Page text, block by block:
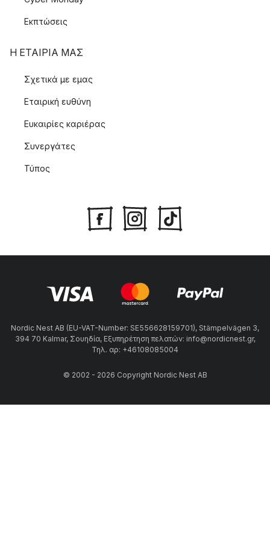
Εκπτώσεις
Η ΕΤΑΊΡΙΑ ΜΑΣ
Σχετικά με εμας
Εταιρική ευθύνη
Ευκαιρίες καριέρας
Συνεργάτες
Τύπος
Nordic Nest AB (EU-VAT-Number: SE556628159701), Stämpelvägen 3,
394 70 Kalmar, Σουηδία, Εξυπηρέτηση πελατών: info@nordicnest.gr,
Τηλ. αρ: +46108085004
© 2002 - 2026 Copyright Nordic Nest AB